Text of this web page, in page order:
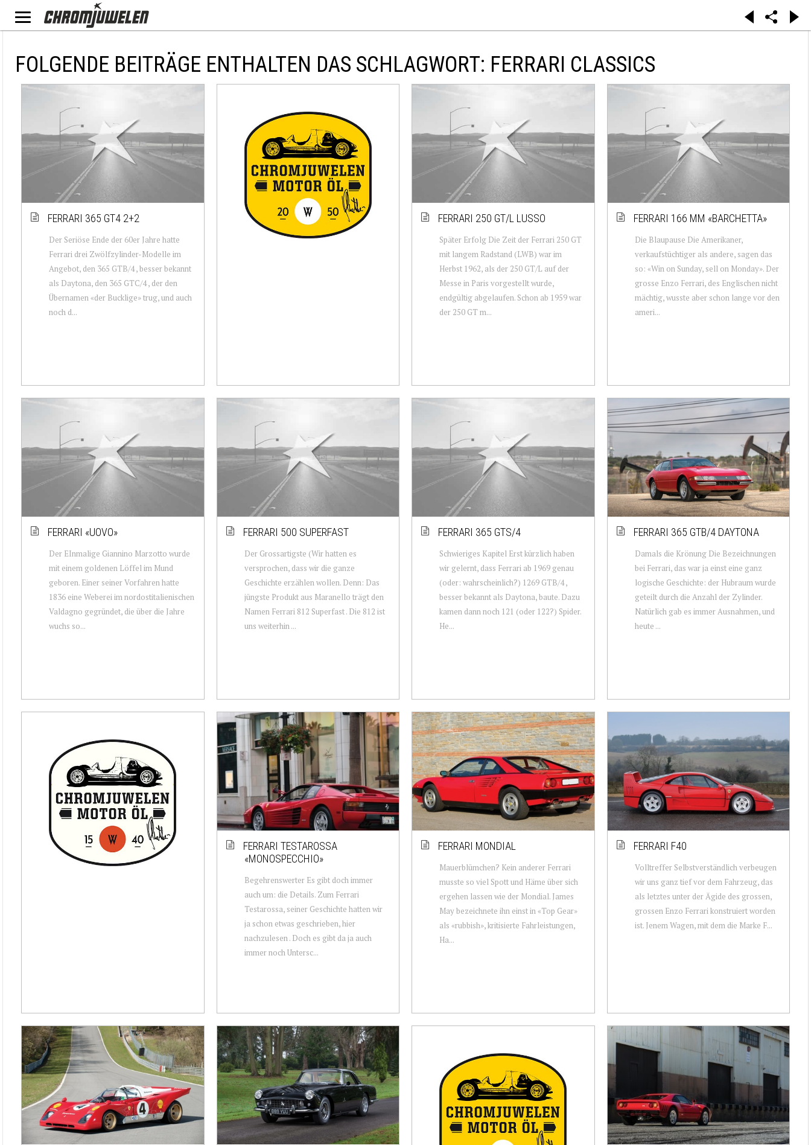
FOLGENDE BEITRÄGE ENTHALTEN DAS SCHLAGWORT: FERRARI CLASSICS
FERRARI 365 GT4 2+2
Der Seriöse Ende der 60er Jahre hatte
Ferrari drei Zwölfzylinder-Modelle im
Angebot, den 365 GTB/4 , besser bekannt
als Daytona, den 365 GTC/4 , der den
Übernamen «der Bucklige» trug, und auch
noch d...
FERRARI 250 GT/L LUSSO
Später Erfolg Die Zeit der Ferrari 250 GT
mit langem Radstand (LWB) war im
Herbst 1962, als der 250 GT/L auf der
Messe in Paris vorgestellt wurde,
endgültig abgelaufen. Schon ab 1959 war
der 250 GT m...
FERRARI 166 MM «BARCHETTA»
Die Blaupause Die Amerikaner,
verkaufstüchtiger als andere, sagen das
so: «Win on Sunday, sell on Monday». Der
grosse Enzo Ferrari, des Englischen nicht
mächtig, wusste aber schon lange vor den
ameri...
FERRARI «UOVO»
Der EInmalige Giannino Marzotto wurde
mit einem goldenen Löffel im Mund
geboren. Einer seiner Vorfahren hatte
1836 eine Weberei im nordostitalienischen
Valdagno gegründet, die über die Jahre
wuchs so...
FERRARI 500 SUPERFAST
Der Grossartigste (Wir hatten es
versprochen, dass wir die ganze
Geschichte erzählen wollen. Denn: Das
jüngste Produkt aus Maranello trägt den
Namen Ferrari 812 Superfast . Die 812 ist
uns weiterhin ...
FERRARI 365 GTS/4
Schwieriges Kapitel Erst kürzlich haben
wir gelernt, dass Ferrari ab 1969 genau
(oder: wahrscheinlich?) 1269 GTB/4 ,
besser bekannt als Daytona, baute. Dazu
kamen dann noch 121 (oder 122?) Spider.
He...
FERRARI 365 GTB/4 DAYTONA
Damals die Krönung Die Bezeichnungen
bei Ferrari, das war ja einst eine ganz
logische Geschichte: der Hubraum wurde
geteilt durch die Anzahl der Zylinder.
Natürlich gab es immer Ausnahmen, und
heute ...
FERRARI TESTAROSSA
«MONOSPECCHIO»
Begehrenswerter Es gibt doch immer
auch um: die Details. Zum Ferrari
Testarossa, seiner Geschichte hatten wir
ja schon etwas geschrieben, hier
nachzulesen . Doch es gibt da ja auch
immer noch Untersc...
FERRARI MONDIAL
Mauerblümchen? Kein anderer Ferrari
musste so viel Spott und Häme über sich
ergehen lassen wie der Mondial. James
May bezeichnete ihn einst in «Top Gear»
als «rubbish», kritisierte Fahrleistungen,
Ha...
FERRARI F40
Volltreffer Selbstverständlich verbeugen
wir uns ganz tief vor dem Fahrzeug, das
als letztes unter der Ägide des grossen,
grossen Enzo Ferrari konstruiert worden
ist. Jenem Wagen, mit dem die Marke F...